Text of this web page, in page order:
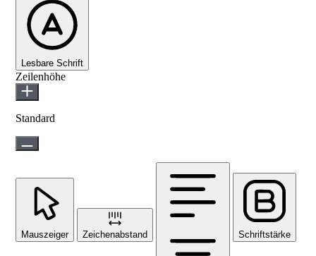
Lesbare Schrift
Zeilenhöhe
Standard
Mauszeiger Zeichenabstand Schriftstärke